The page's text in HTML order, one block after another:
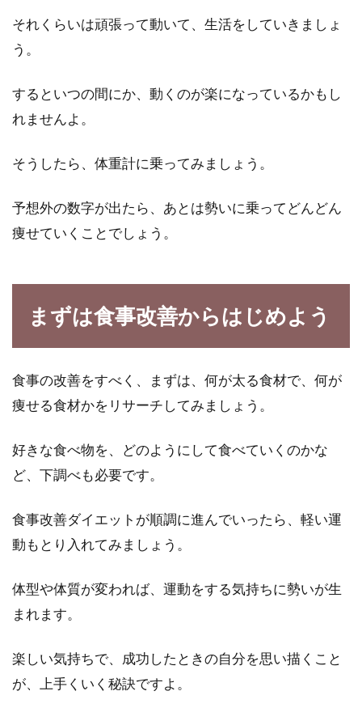
それくらいは頑張って動いて、生活をしていきましょ
う。
するといつの間にか、動くのが楽になっているかもし
れませんよ。
そうしたら、体重計に乗ってみましょう。
予想外の数字が出たら、あとは勢いに乗ってどんどん
痩せていくことでしょう。
まずは食事改善からはじめよう
食事の改善をすべく、まずは、何が太る食材で、何が
痩せる食材かをリサーチしてみましょう。
好きな食べ物を、どのようにして食べていくのかな
ど、下調べも必要です。
食事改善ダイエットが順調に進んでいったら、軽い運
動もとり入れてみましょう。
体型や体質が変われば、運動をする気持ちに勢いが生
まれます。
楽しい気持ちで、成功したときの自分を思い描くこと
が、上手くいく秘訣ですよ。